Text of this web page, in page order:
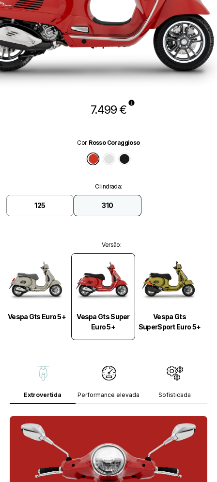
7.499 €
Cor: Rosso Coraggioso
Rosso Coraggioso
Bianco Innocente
Nero Convinto
Cilindrada:
125 310
Versão:
Vespa Gts Euro 5+
Vespa Gts Super
Euro 5+
Vespa Gts
SuperSport Euro 5+
Extrovertida Performance elevada Sofisticada